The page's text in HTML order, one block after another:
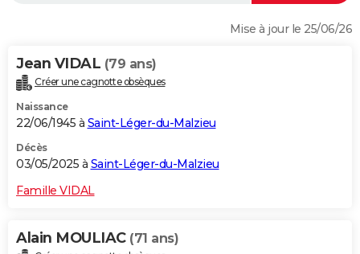
Alimentation
Guide de la santé
Maladies
Médicaments
Sommeil
VOYAGE
Destinations
City break
Voyage nature
Voyage de noces
Forum
Climat
+PHOTO
GUIDES D'ACHAT
BONS PLANS
CARTE DE VOEUX
Dictionnaire
Biographies
Citations
Expressions
Proverbes
Mise à jour le 25/06/26
Jean VIDAL (79 ans)
Créer une cagnotte obsèques
Naissance
22/06/1945 à Saint-Léger-du-Malzieu
Décès
03/05/2025 à Saint-Léger-du-Malzieu
Famille VIDAL
Alain MOULIAC (71 ans)